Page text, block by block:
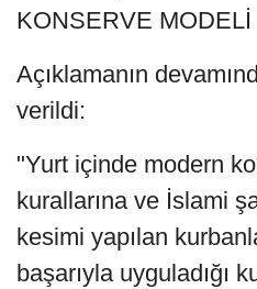
KONSERVE MODELİ
Açıklamanın
verildi:
"Yurt içinde modern
kurallarına ve İslami
kesimi yapılan
başarıyla uyguladığı